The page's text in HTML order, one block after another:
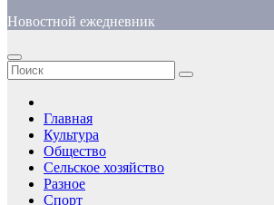
Новостной ежедневник
Главная
Культура
Общество
Сельское хозяйство
Разное
Спорт